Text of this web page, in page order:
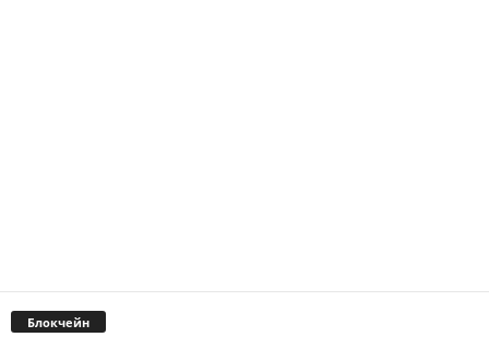
Блокчейн